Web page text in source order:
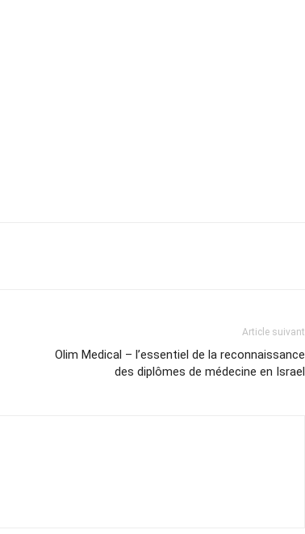
Article suivant
Olim Medical – l’essentiel de la reconnaissance
des diplômes de médecine en Israel